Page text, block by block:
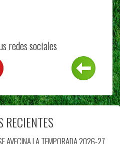
redes sociales
RECIENTES
AVECINA LA TEMPORADA 2026-27